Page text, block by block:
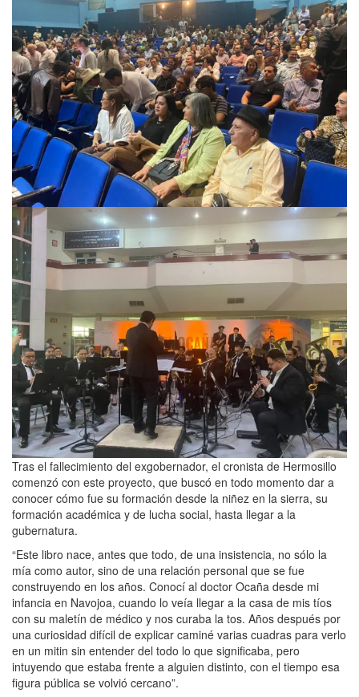
Tras el fallecimiento del exgobernador, el cronista de Hermosillo
comenzó con este proyecto, que buscó en todo momento dar a
conocer cómo fue su formación desde la niñez en la sierra, su
formación académica y de lucha social, hasta llegar a la
gubernatura.
“Este libro nace, antes que todo, de una insistencia, no sólo la
mía como autor, sino de una relación personal que se fue
construyendo en los años. Conocí al doctor Ocaña desde mi
infancia en Navojoa, cuando lo veía llegar a la casa de mis tíos
con su maletín de médico y nos curaba la tos. Años después por
una curiosidad difícil de explicar caminé varias cuadras para verlo
en un mitin sin entender del todo lo que significaba, pero
intuyendo que estaba frente a alguien distinto, con el tiempo esa
figura pública se volvió cercano”.